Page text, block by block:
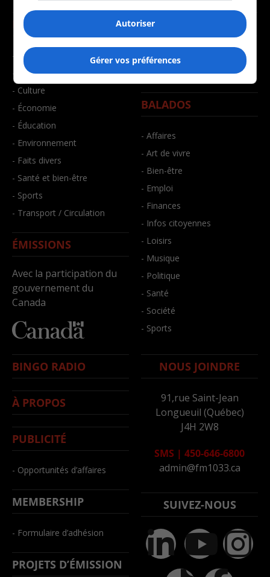
NOUVELLES
- Affaires municipales
- Communauté / Social
- Culture
- Économie
- Éducation
- Environnement
- Faits divers
- Santé et bien-être
- Sports
- Transport / Circulation
ÉMISSIONS
Avec la participation du
gouvernement du
Canada
MUSIQUE
- Décompte franco
- Joué récemment
BALADOS
- Affaires
- Art de vivre
- Bien-être
- Emploi
- Finances
- Infos citoyennes
- Loisirs
- Musique
- Politique
- Santé
- Société
- Sports
BINGO RADIO
À PROPOS
PUBLICITÉ
- Opportunités d’affaires
MEMBERSHIP
- Formulaire d’adhésion
PROJETS D’ÉMISSION
NOUS JOINDRE
91,rue Saint-Jean
Longueuil (Québec)
J4H 2W8
SMS | 450-646-6800
admin@fm1033.ca
SUIVEZ-NOUS
Autoriser
Gérer vos préférences